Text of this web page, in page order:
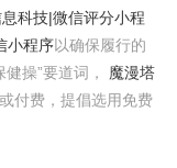
科技|微信评分小程
小程序以确保履行的
操”要道词， 魔漫塔
付费，提倡选用免费